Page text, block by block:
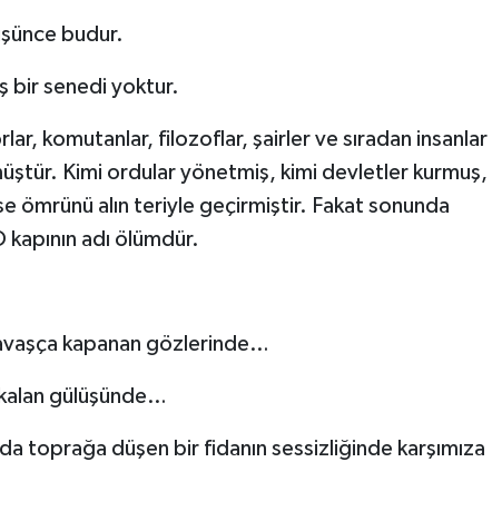
budur.
bir senedi yoktur.
komutanlar, filozoflar, şairler ve sıradan insanlar
Kimi ordular yönetmiş, kimi devletler kurmuş,
ömrünü alın teriyle geçirmiştir. Fakat sonunda
adı ölümdür.
kapanan gözlerinde…
gülüşünde…
toprağa düşen bir fidanın sessizliğinde karşımıza